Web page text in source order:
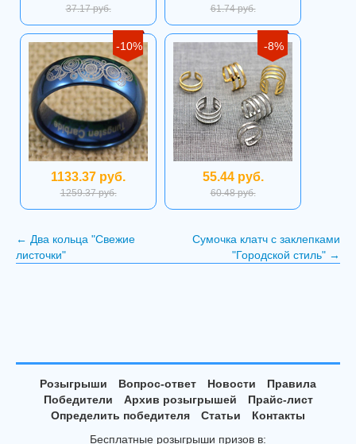
37.17 руб. 61.74 руб.
-10%
1133.37 руб.
1259.37 руб.
-8%
55.44 руб.
60.48 руб.
← Два кольца "Свежие
листочки"
Сумочка клатч с заклепками
"Городской стиль" →
Розыгрыши Вопрос-ответ Новости
Правила
Победители
Архив розыгрышей
Прайс-лист
Определить победителя
Статьи
Контакты
Бесплатные розыгрыши призов в: